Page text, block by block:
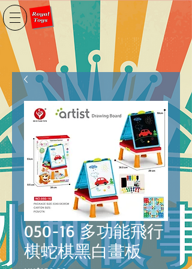
050-16 多功能飛行
棋蛇棋黑白畫板